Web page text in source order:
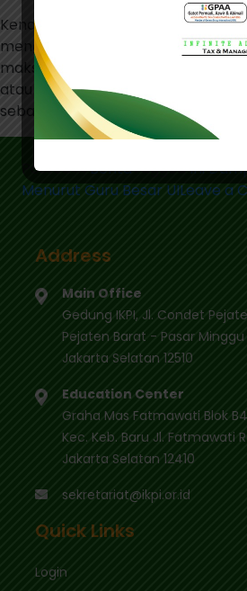
Kendati begitu, pemerintah
mengubah tarif PPN menjadi
maksimal 15% melalui penerbitan
atau PP setelah dilakukan
sebagaimana ketentuan Pasal 7
Posted inBeritaTaggedIni
Menurut Guru Besar UILeave a
Address
Main Office
Gedung IKPI, Jl. Condet
Pejaten Barat - Pasar Minggu
Jakarta Selatan 12510
Education Center
Graha Mas Fatmawati Blok
Kec. Keb. Baru Jl. Fatmawati
Jakarta Selatan 12410
sekretariat@ikpi.or.id
Quick Links
Login